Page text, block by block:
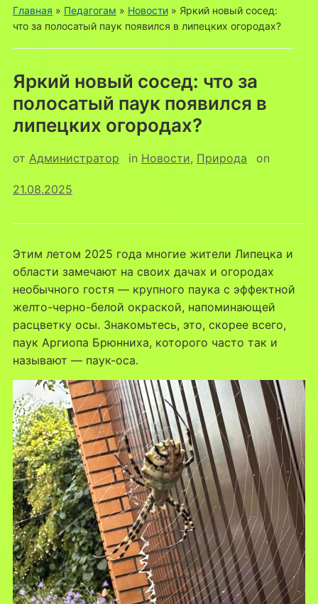
Главная » Педагогам » Новости» Яркий новый сосед:
что за полосатый паук появился в липецких огородах?
Яркий новый сосед: что за
полосатый паук появился в
липецких огородах?
от Администратор in Новости, Природа on
21.08.2025
Этим летом 2025 года многие жители Липецка и
области замечают на своих дачах и огородах
необычного гостя — крупного паука с эффектной
желто-черно-белой окраской, напоминающей
расцветку осы. Знакомьтесь, это, скорее всего,
паук Аргиопа Брюнниха, которого часто так и
называют — паук-оса.